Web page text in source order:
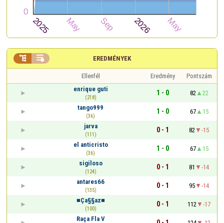
EREDMÉNYEK
 
Ellenfél Eredmény
Pontszám
enrique guti
(218)
1 - 0 82
22
tango999
(36)
1 - 0 67
15
jarva
(111)
0 - 1 82
-15
el anticristo
(36)
1 - 0 67
15
sigiloso
(124)
0 - 1 81
-14
antares66
(135)
0 - 1 95
-14
■Ça§§az■
(100)
0 - 1 112
-17
Raça Fla V